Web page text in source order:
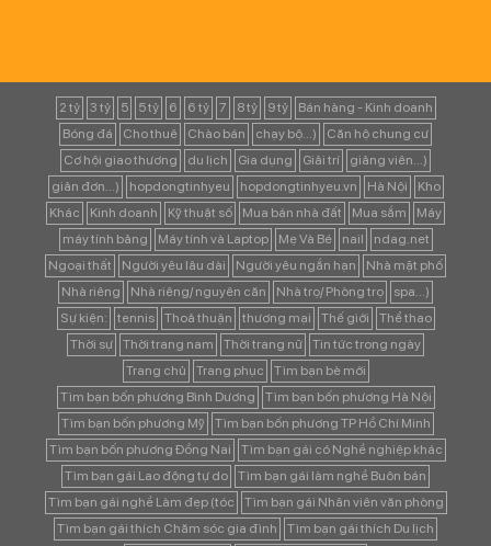
2 tỷ 3 tỷ 5 5 tỷ 6 6 tỷ 7 8 tỷ 9 tỷ
Bán hàng - Kinh doanh
Bóng đá
Cho thuê Chào bán chạy bộ...)
Căn hộ chung cư
Cơ hội giao thương
du lịch Gia dụng Giải trí
giảng viên...)
giản đơn...)
hopdongtinhyeu hopdongtinhyeu.vn Hà Nội
Kho
Khác
Kinh doanh Kỹ thuật số Mua bán nhà đất Mua sắm
Máy
máy tính bảng
Máy tính và Laptop Mẹ Và Bé nail
ndag.net
Ngoại thất
Người yêu lâu dài Người yêu ngắn hạn
Nhà mặt phố
Nhà riêng
Nhà riêng/ nguyên căn Nhà trọ/ Phòng trọ
spa...)
Sự kiện:
tennis Thoả thuận thương mại Thế giới
Thể thao
Thời sự
Thời trang nam Thời trang nữ
Tin tức trong ngày
Trang chủ
Trang phục
Tìm bạn bè mới
Tìm bạn bốn phương Bình Dương
Tìm bạn bốn phương Hà Nội
Tìm bạn bốn phương Mỹ
Tìm bạn bốn phương TP Hồ Chí Minh
Tìm bạn bốn phương Đồng Nai
Tìm bạn gái có Nghề nghiệp khác
Tìm bạn gái Lao động tự do
Tìm bạn gái làm nghề Buôn bán
Tìm bạn gái nghề Làm đẹp (tóc
Tìm bạn gái Nhân viên văn phòng
Tìm bạn gái thích Chăm sóc gia đình
Tìm bạn gái thích Du lịch